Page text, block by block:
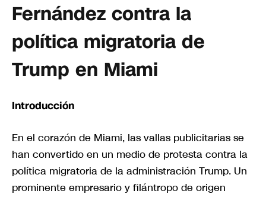
Fernández contra la
política migratoria de
Trump en Miami
Introducción
En el corazón de Miami, las vallas publicitarias se
han convertido en un medio de protesta contra la
política migratoria de la administración Trump. Un
prominente empresario y filántropo de origen